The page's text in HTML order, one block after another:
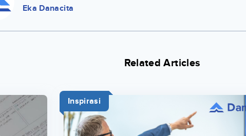
Eka Danacita
Related Articles
Inspirasi